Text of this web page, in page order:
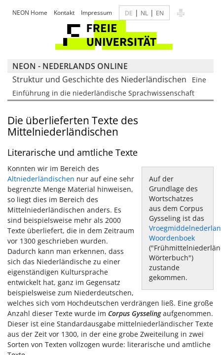
NEON Home Kontakt Impressum DE | NL | EN
NEON - NEDERLANDS ONLINE
Struktur und Geschichte des Niederländischen
Eine
Einführung in die niederländische Sprachwissenschaft
Die überlieferten Texte des
Mittelniederländischen
Literarische und amtliche Texte
Auf der
Grundlage des
Wortschatzes
aus dem Corpus
Gysseling ist das
Woordenboek
Wörterbuch")
zustande
gekommen.
Konnten wir im Bereich des
Altniederländischen nur auf eine sehr
begrenzte Menge Material hinweisen,
so liegt dies im Bereich des
Mittelniederländischen anders. Es
sind beispielsweise mehr als 2000
Texte überliefert, die in dem Zeitraum
vor 1300 geschrieben wurden.
Dadurch kann man erkennen, dass
sich das Niederländische zu einer
eigenständigen Kultursprache
entwickelt hat, ganz im Gegensatz
beispielsweise zum Niederdeutschen,
welches sich vom Hochdeutschen verdrängen ließ. Eine große
Anzahl dieser Texte wurde im Corpus Gysselingaufgenommen.
Dieser ist eine Standardausgabe mittelniederländischer Texte
aus der Zeit vor 1300, in der eine grobe Zweiteilung in zwei
Sorten von Texten vollzogen wurde: literarische und amtliche